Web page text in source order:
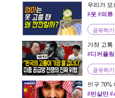
우리가 모
#옷 #의류
공유하기
가장 고통
[이철 박
#디커플
서
공유하기
인구 70%
이 사우디
#빈살만 #